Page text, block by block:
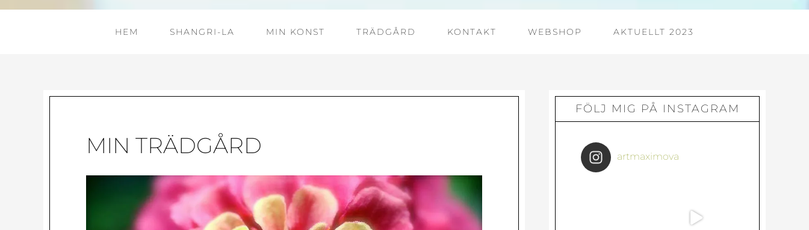
HEM SHANGRI-LA MIN KONST TRÄDGÅRD KONTAKT WEBSHOP AKTUELLT 2023
MIN TRÄDGÅRD
Primärt
sidofält
FÖLJ MIG PÅ INSTAGRAM
artmaximova